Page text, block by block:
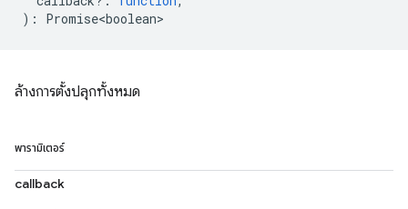
) : Promise<boolean>
ล้างการตั้งปลุกทั้งหมด
พารามิเตอร์
callback